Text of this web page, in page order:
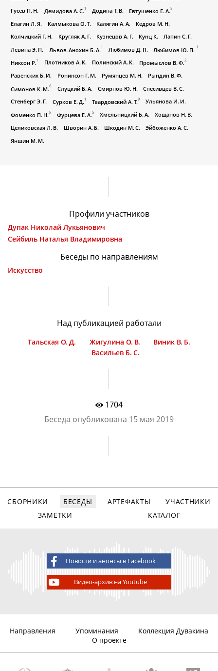
Гусев П. Н. Демидова А. С. 1 Додина Т. В. Евтушенко Е. А.8
Елагин Л. Я. Калмыкова О. Т. Калягин А. А.
Кедров М. Н.
Колчицкий Г. Н.
Кругляк А. Г. Кузнецов А. Г. Кунц К.
Лапин С. Г.
Левина Э. П.
Львов-Анохин Б. А. 1 Любимов Д. П. Любимов Ю. П. 1
Никсон Р.1 Плотников А. К. Полинский А. К. Промыслов В. Ф.2
Равенских Б. И. Ронинсон Г. М. Румянцев М. Н.
Рындин В. Ф.
Симонов К. М.6 Слуцкий Б. А. Смирнов Ю. Н.
Спесивцев В. С.
Стенберг Э. Г.
Сурков Е. Д.1 Твардовский А. Т.9
Ульянова И. И.
Фоменко П. Н.5 Фурцева Е. А.5 Хмельницкий Б. А.
Хощанов Н. В.
Целиковская Л. В.
Шворин А. Б. Шкодин М. С.
Эйбоженко А. С.
Яншин М. М.
Профили участников
Дупак Николай Лукьянович
Сейбиль Наталья Владимировна
Беседы по направлениям
Искусство
Над публикацией работали
Тальская О. Д. Жигулина О. В.
Виник В. Б.
Васильев Б. С.
1704
Беседа опубликована 15 мая 2019
СБОРНИКИ БЕСЕДЫ АРТЕФАКТЫ
УЧАСТНИКИ
ЗАМЕТКИ
КАТАЛОГ
Новости и анонсы в Facebook
Видео-архив на Youtube
Направления Упоминания
Коллекция Дувакина
О проекте